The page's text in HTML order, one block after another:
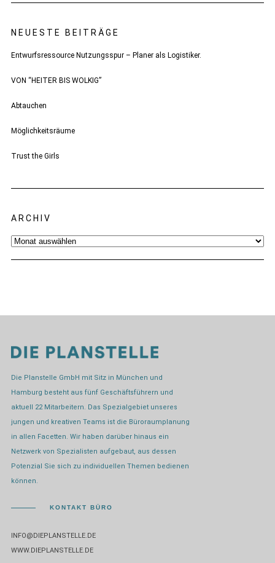
NEUESTE BEITRÄGE
Entwurfsressource Nutzungsspur – Planer als Logistiker.
VON “HEITER BIS WOLKIG”
Abtauchen
Möglichkeitsräume
Trust the Girls
ARCHIV
Archiv
Die Planstelle GmbH mit Sitz in München und
Hamburg besteht aus fünf Geschäftsführern und
aktuell 22 Mitarbeitern. Das Spezialgebiet unseres
jungen und kreativen Teams ist die Büroraumplanung
in allen Facetten. Wir haben darüber hinaus ein
Netzwerk von Spezialisten aufgebaut, aus dessen
Potenzial Sie sich zu individuellen Themen bedienen
können.
KONTAKT BÜRO
INFO@DIEPLANSTELLE.DE
WWW.DIEPLANSTELLE.DE